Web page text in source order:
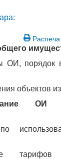
ОИ, порядок
объектов
ОИ в
тарифов